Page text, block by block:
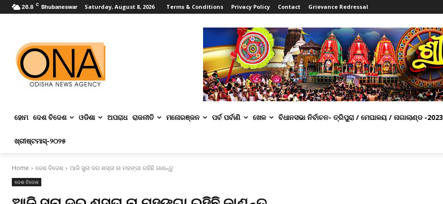
26.8 C Bhubaneswar Saturday, August 8, 2026 Terms & Conditions Privacy Policy Contact Grievance Redressal
ହୋମ ଦେଶ ବିଦେଶ ଓଡିଶା ଅପରାଧ ରାଜନୀତି ମନୋରଞ୍ଜନ ପର୍ବ ପର୍ବାଣି ଖେଳ ବିଧାନସଭା ନିର୍ବାଚନ- ତ୍ରିପୁରା / ମେଘାଳୟ / ନାଗାଲାଣ୍ଡ -2023
ଖ୍ରୀଷ୍ଟମାସ୍‌-୨୦୨୫
Home ଦେଶ ବିଦେଶ ଆଜି ସୁନା ଦର ଶସ୍ତା ନା ମହଙ୍ଗା ରହିଛି ଜାଣନ୍ତୁ
ଦେଶ ବିଦେଶ